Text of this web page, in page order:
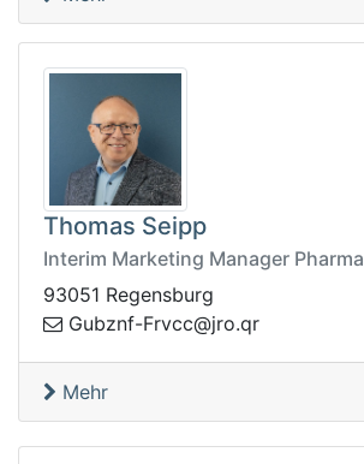
Thomas Seipp
Interim Marketing Manager Pharma
93051 Regensburg
rq.orj@cc
vrF-fnzbuG
Mehr